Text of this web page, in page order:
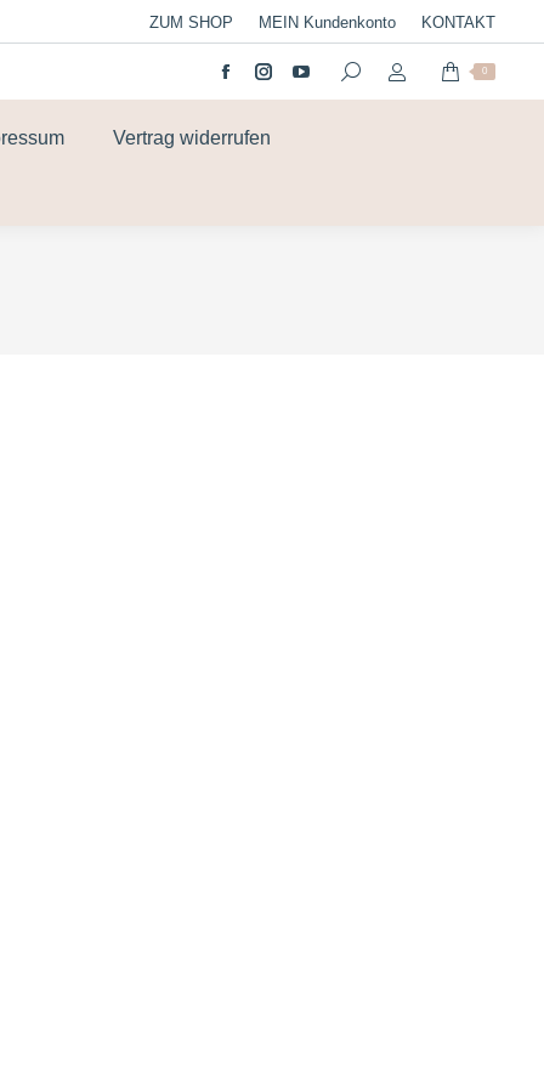
ZUM SHOP MEIN Kundenkonto KONTAKT
0
Vertrag widerrufen